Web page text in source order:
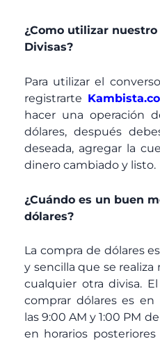
¿Como utilizar
Divisas?
Para utilizar el
registrarte
hacer una operación
dólares, después
deseada, agregar la
dinero cambiado y listo.
¿Cuándo es un buen
dólares?
La compra de dólares
y sencilla que se
cualquier otra divisa.
comprar dólares es en
las 9:00 AM y 1:00 PM
en horarios